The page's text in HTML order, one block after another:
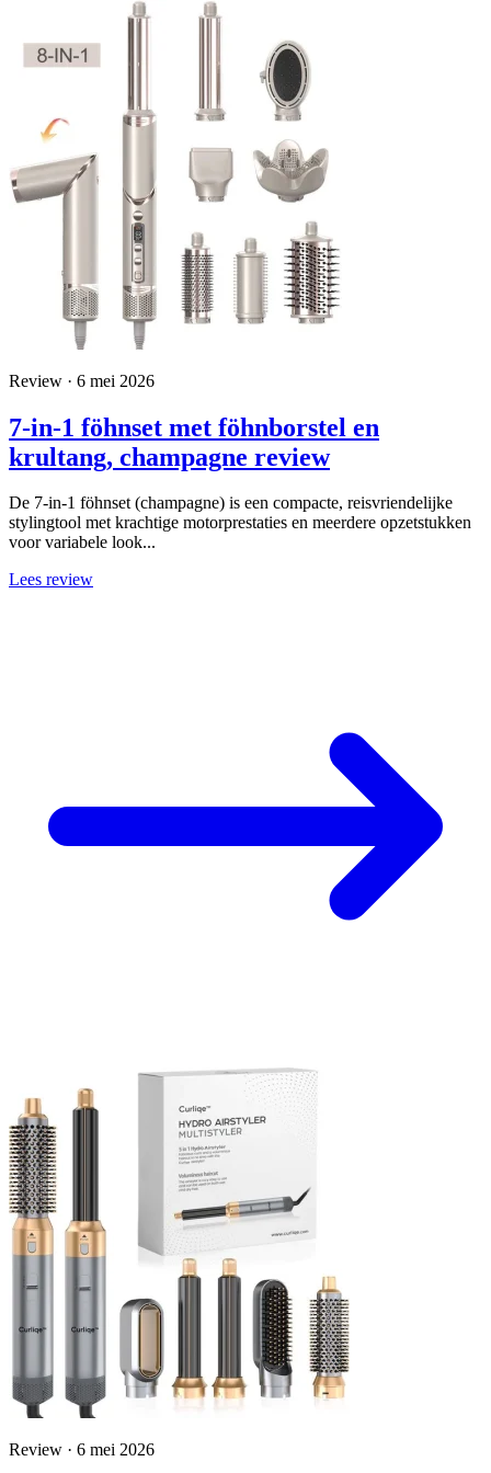
Review · 6 mei 2026
7-in-1 föhnset met föhnborstel en
krultang, champagne review
De 7-in-1 föhnset (champagne) is een compacte, reisvriendelijke
stylingtool met krachtige motorprestaties en meerdere opzetstukken
voor variabele look...
Lees review
Review · 6 mei 2026